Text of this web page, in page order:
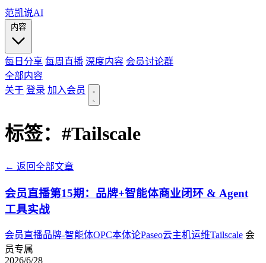
范凯说AI
每日分享 每周直播 深度内容 会员讨论群
全部内容
关于 登录 加入会员
标签： #Tailscale
← 返回全部文章
会员直播第15期：品牌+智能体商业闭环 & Agent
工具实战
会员直播品牌-智能体OPC本体论Paseo云主机运维Tailscale 会
员专属
2026/6/28